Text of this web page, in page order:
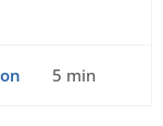
5 min